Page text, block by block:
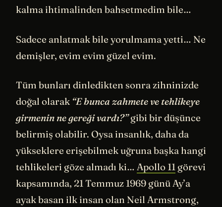
kalma ihtimalinden bahsetmedim bile…
Sadece anlatmak bile yorulmama yetti… Ne
demişler, evim evim güzel evim.
Tüm bunları dinledikten sonra zihninizde
doğal olarak “E bunca zahmete ve tehlikeye
girmenin ne gereği vardı?”gibi bir düşünce
belirmiş olabilir. Oysa insanlık, daha da
yükseklere erişebilmek uğruna başka hangi
tehlikeleri göze almadı ki… Apollo 11 görevi
kapsamında, 21 Temmuz 1969 günü Ay’a
ayak basan ilk insan olan Neil Armstrong,